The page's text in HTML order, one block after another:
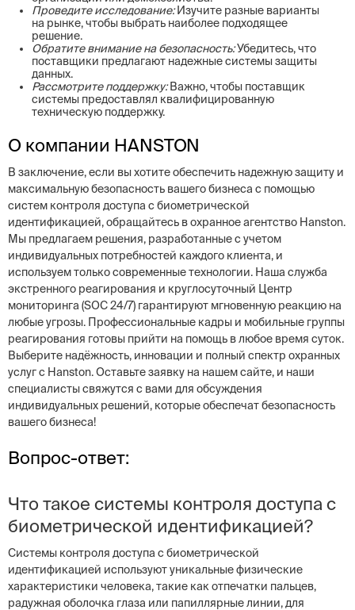
Проведите исследование:Изучите разные варианты
на рынке, чтобы выбрать наиболее подходящее
решение.
Обратите внимание на безопасность:Убедитесь, что
поставщики предлагают надежные системы защиты
данных.
Рассмотрите поддержку:Важно, чтобы поставщик
системы предоставлял квалифицированную
техническую поддержку.
О компании HANSTON
В заключение, если вы хотите обеспечить надежную защиту и
максимальную безопасность вашего бизнеса с помощью
систем контроля доступа с биометрической
идентификацией, обращайтесь в охранное агентство Hanston.
Мы предлагаем решения, разработанные с учетом
индивидуальных потребностей каждого клиента, и
используем только современные технологии. Наша служба
экстренного реагирования и круглосуточный Центр
мониторинга (SOC 24/7) гарантируют мгновенную реакцию на
любые угрозы. Профессиональные кадры и мобильные группы
реагирования готовы прийти на помощь в любое время суток.
Выберите надёжность, инновации и полный спектр охранных
услуг с Hanston. Оставьте заявку на нашем сайте, и наши
специалисты свяжутся с вами для обсуждения
индивидуальных решений, которые обеспечат безопасность
вашего бизнеса!
Вопрос-ответ:
Что такое системы контроля доступа с
биометрической идентификацией?
Системы контроля доступа с биометрической
идентификацией используют уникальные физические
характеристики человека, такие как отпечатки пальцев,
радужная оболочка глаза или папиллярные линии, для